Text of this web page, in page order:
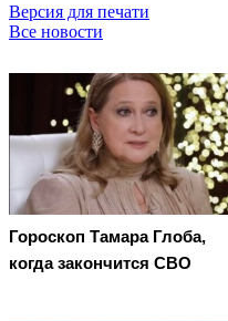
Версия для печати
Все новости
Гороскоп Тамара Глоба,
когда закончится СВО